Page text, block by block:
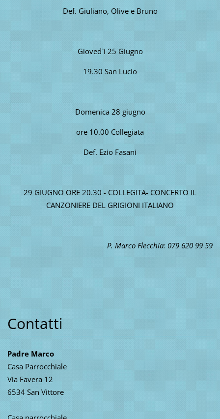
Def. Giuliano, Olive e Bruno
Gioved`i 25 Giugno
19.30 San Lucio
Domenica 28 giugno
ore 10.00 Collegiata
Def. Ezio Fasani
29 GIUGNO ORE 20.30 - COLLEGITA- CONCERTO IL
CANZONIERE DEL GRIGIONI ITALIANO
P. Marco Flecchia: 079 620 99 59
Contatti
Padre Marco
Casa Parrocchiale
Via Favera 12
6534 San Vittore